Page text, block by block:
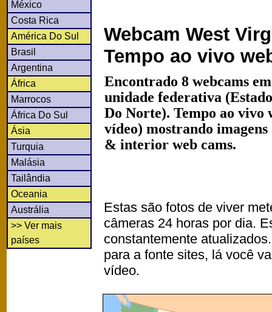
México
Costa Rica
América Do Sul
Brasil
Argentina
África
Marrocos
África Do Sul
Ásia
Turquia
Malásia
Tailândia
Oceania
Austrália
>> Ver mais
países
Webcam West
Tempo ao vivo
Encontrado 8 webcams
unidade federativa
Do Norte). Tempo ao vivo
vídeo) mostrando
& interior web cams.
Estas são fotos de viver
câmeras 24 horas por dia.
constantemente
para a fonte sites, lá você
vídeo.